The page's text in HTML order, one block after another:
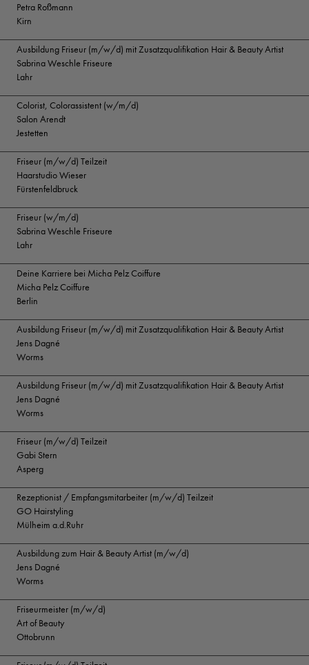
Petra Roßmann
Kirn
Ausbildung Friseur (m/w/d) mit Zusatzqualifikation Hair & Beauty Artist
Sabrina Weschle Friseure
Lahr
Colorist, Colorassistent (w/m/d)
Salon Arendt
Jestetten
Friseur (m/w/d) Teilzeit
Haarstudio Wieser
Fürstenfeldbruck
Friseur (w/m/d)
Sabrina Weschle Friseure
Lahr
Deine Karriere bei Micha Pelz Coiffure
Micha Pelz Coiffure
Berlin
Ausbildung Friseur (m/w/d) mit Zusatzqualifikation Hair & Beauty Artist
Jens Dagné
Worms
Ausbildung Friseur (m/w/d) mit Zusatzqualifikation Hair & Beauty Artist
Jens Dagné
Worms
Friseur (m/w/d) Teilzeit
Gabi Stern
Asperg
Rezeptionist / Empfangsmitarbeiter (m/w/d) Teilzeit
GO Hairstyling
Mülheim a.d.Ruhr
Ausbildung zum Hair & Beauty Artist (m/w/d)
Jens Dagné
Worms
Friseurmeister (m/w/d)
Art of Beauty
Ottobrunn